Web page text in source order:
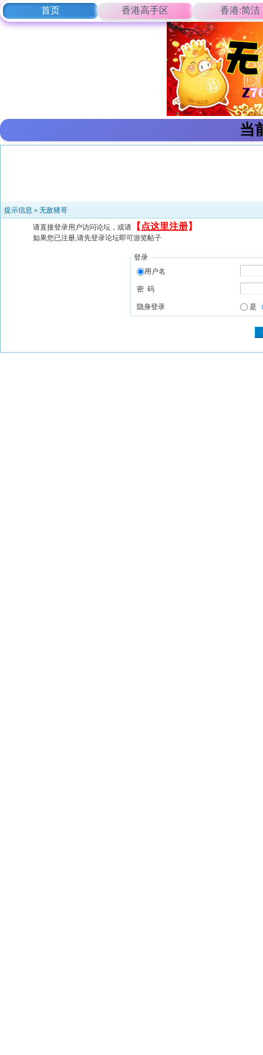
首页 香港高手区 香港:简洁
当
提示信息 » 无敌猪哥
请直接登录用户访问论坛，或请 【 点这里注册】
如果您已注册,请先登录论坛即可游览帖子
登录
用户名
密 码
隐身登录 是